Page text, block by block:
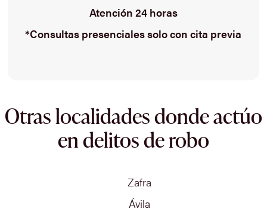
Atención 24 horas
*Consultas presenciales solo con cita previa
Otras localidades donde actúo
en delitos de robo
Zafra
Ávila